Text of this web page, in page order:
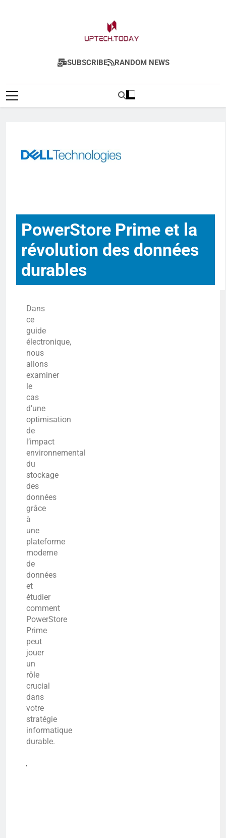
Uptech.today
SUBSCRIBE RANDOM NEWS
PowerStore Prime et la
révolution des données
durables
Dans
ce
guide
électronique,
nous
allons
examiner
le
cas
d’une
optimisation
de
l’impact
environnemental
du
stockage
des
données
grâce
à
une
plateforme
moderne
de
données
et
étudier
comment
PowerStore
Prime
peut
jouer
un
rôle
crucial
dans
votre
stratégie
informatique
durable.